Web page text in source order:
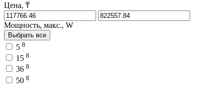
Цена, ₸
Мощность, макс., W
Выбрать все
5 8
15 8
36 8
50 8